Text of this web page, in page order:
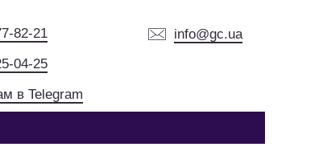
82-21
04-25
в Telegram
info@gc.ua